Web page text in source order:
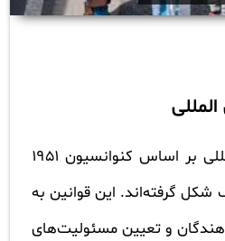
قوانین پناهندگی بین المللی بر اساس کنوانسیون ۱۹۵۱
۱۹۶۷ نیویورک شکل گرفته‌اند. این قوانین به
و تعیین مسئولیت‌های